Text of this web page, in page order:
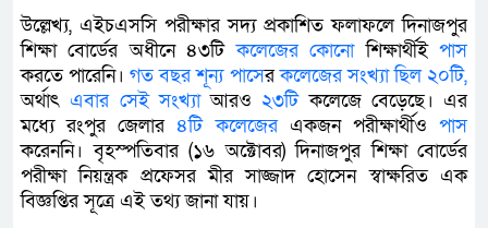
উল্লেখ্য, এইচএসসি পরীক্ষার সদ্য প্রকাশিত ফলাফলে দিনাজপুর
শিক্ষা বোর্ডের অধীনে ৪৩টিকলেজের কোনোশিক্ষার্থীইপাস
করতে পারেনি।গত বছর শূন্য পাসেরকলেজের সংখ্যা ছিল ২০টি,
অর্থাৎ এবার সেই সংখ্যাআরও ২৩টিকলেজে বেড়েছে। এর
মধ্যে রংপুর জেলার৪টি কলেজেরএকজন পরীক্ষার্থীওপাস
করেননি। বৃহস্পতিবার (১৬ অক্টোবর) দিনাজপুর শিক্ষা বোর্ডের
পরীক্ষা নিয়ন্ত্রক প্রফেসর মীর সাজ্জাদ হোসেন স্বাক্ষরিত এক
বিজ্ঞপ্তির সূত্রে এই তথ্য জানা যায়।